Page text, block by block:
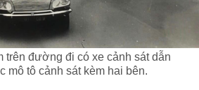
trên đường đi có xe cảnh sát dẫn
mô tô cảnh sát kèm hai bên.